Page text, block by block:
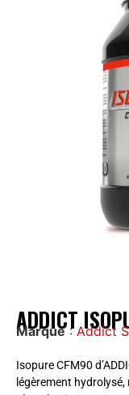
ADDICT
Marque:Addict
Isopure CFM90
légèrement